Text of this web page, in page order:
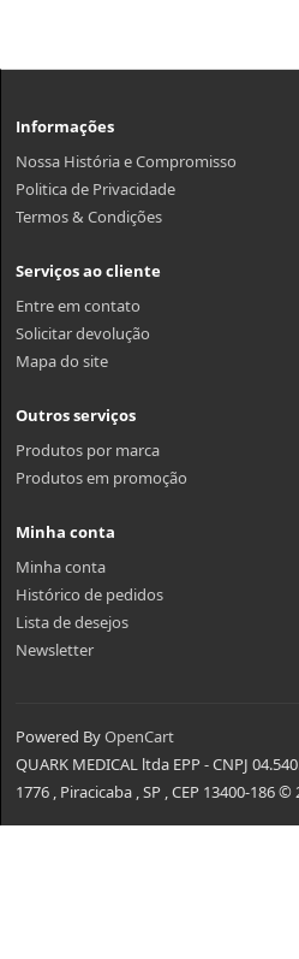
Informações
Nossa História e Compromisso
Politica de Privacidade
Termos & Condições
Serviços ao cliente
Entre em contato
Solicitar devolução
Mapa do site
Outros serviços
Produtos por marca
Produtos em promoção
Minha conta
Minha conta
Histórico de pedidos
Lista de desejos
Newsletter
Powered ByOpenCart
QUARK MEDICAL ltda EPP - CNPJ
1776 , Piracicaba , SP , CEP 13400-186 ©